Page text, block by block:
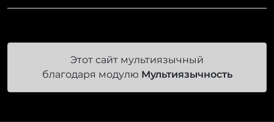
Этот сайт мультиязычный
благодаря модулю Мультиязычность